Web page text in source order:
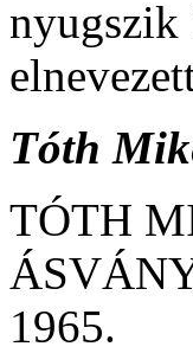
nyugszik
Tóth
TÓTH
1965.